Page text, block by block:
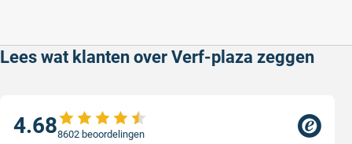
Lees wat klanten over Verf-plaza zeggen
4.688602 beoordelingen